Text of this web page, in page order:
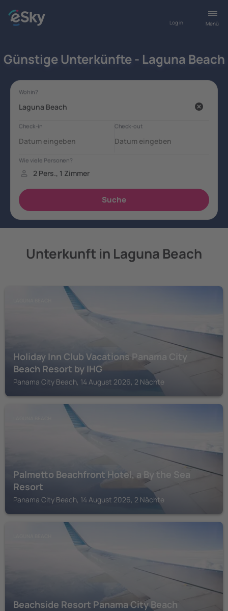
Menü
Log in
Günstige Unterkünfte - Laguna Beach
Unterkunft in Laguna Beach
Holiday Inn Club Vacations Panama City
Beach Resort by IHG
Panama City Beach, 14 August 2026, 2 Nächte
Palmetto Beachfront Hotel, a By the Sea
Resort
Panama City Beach, 14 August 2026, 2 Nächte
Beachside Resort Panama City Beach